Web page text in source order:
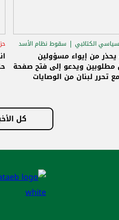
الكتائبي
سقوط نظام الأسد
الرئاسي
يحذر من إيواء مسؤولين
مطلوبين ويدعو إلى فتح صفحة
تحرر لبنان من الوصايات
كل